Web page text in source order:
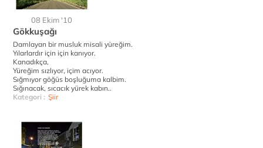
08 Ekim '10
Gökkuşağı
Damlayan bir musluk misali yüreğim.
Yılarlardır için için kanıyor.
Kanadıkça,
Yüreğim sızlıyor, içim acıyor.
Sığmıyor göğüs boşluğuma kalbim.
Sığınacak, sıcacık yürek kabın..
Kategori : Şiir